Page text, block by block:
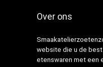
Over ons
website die u de
etenswaren met een